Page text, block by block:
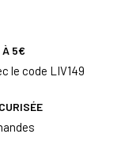
À 5€
le code LIV149